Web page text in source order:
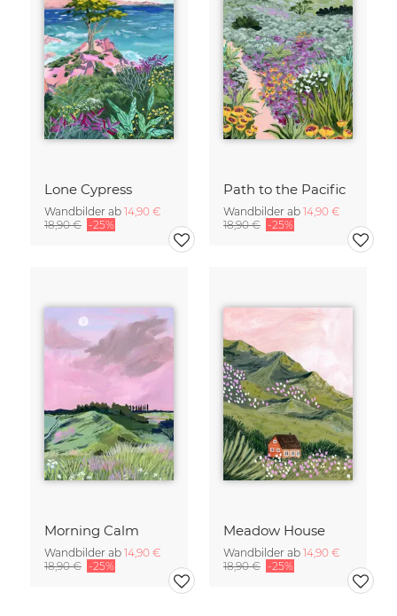
Lone Cypress
Wandbilder ab 14,90 €
18,90 € -25%
Path to the Pacific
Wandbilder ab 14,90 €
18,90 € -25%
Morning Calm
Wandbilder ab 14,90 €
18,90 € -25%
Meadow House
Wandbilder ab 14,90 €
18,90 € -25%